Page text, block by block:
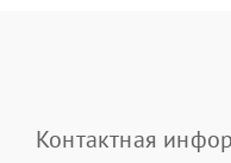
Контактная